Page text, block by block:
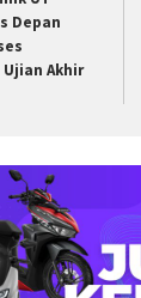
Depan
Akhir